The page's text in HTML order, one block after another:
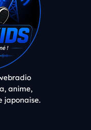
anime,
japonaise.